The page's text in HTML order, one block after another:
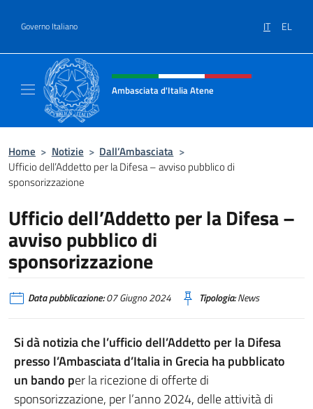
Governo Italiano IT EL
Intestazione sito, social e menù
Ambasciata d'Italia Atene
Home > Notizie > Dall’Ambasciata >
Ufficio dell’Addetto per la Difesa – avviso pubblico di
sponsorizzazione
Ufficio dell’Addetto per la Difesa –
avviso pubblico di
sponsorizzazione
Data pubblicazione:07 Giugno 2024 Tipologia:News
Si dà notizia che l’ufficio dell’Addetto per la Difesa
presso l’Ambasciata d’Italia in Grecia ha pubblicato
un bando per la ricezione di offerte di
sponsorizzazione, per l’anno 2024, delle attività di